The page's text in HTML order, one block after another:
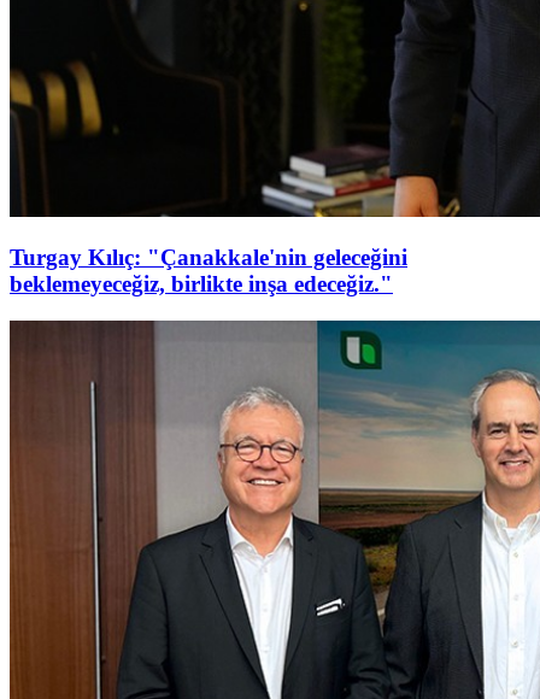
Turgay Kılıç: "Çanakkale'nin geleceğini
beklemeyeceğiz, birlikte inşa edeceğiz."